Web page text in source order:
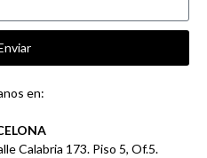
en:
Calabria 173. Piso 5, Of.5.